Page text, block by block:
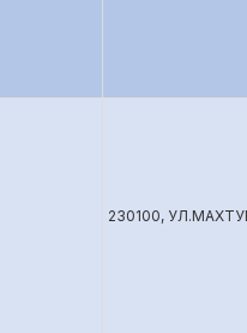
230100,